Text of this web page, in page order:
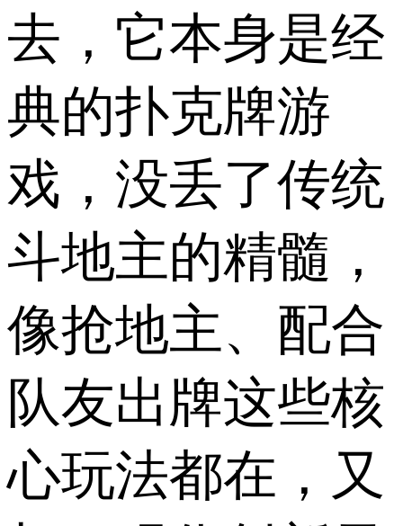
去，它本身是经
典的扑克牌游
戏，没丢了传统
斗地主的精髓，
像抢地主、配合
队友出牌这些核
心玩法都在，又